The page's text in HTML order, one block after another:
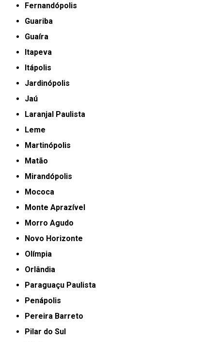
Fernandópolis
Guariba
Guaíra
Itapeva
Itápolis
Jardinópolis
Jaú
Laranjal Paulista
Leme
Martinópolis
Matão
Mirandópolis
Mococa
Monte Aprazível
Morro Agudo
Novo Horizonte
Olímpia
Orlândia
Paraguaçu Paulista
Penápolis
Pereira Barreto
Pilar do Sul